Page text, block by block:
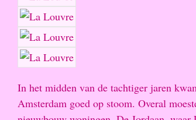
In het midden van de tachtiger jaren
Amsterdam goed op stoom. Overal